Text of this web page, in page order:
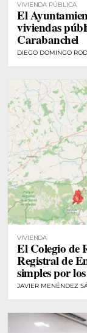
VIVIENDA PÚBLICA
El
viviendas
Carabanchel
DIEGO DOMINGO
VIVIENDA
El Colegio de
Registral de
simples por
JAVIER MENÉNDEZ